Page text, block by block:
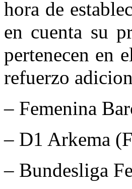
hora de
en cuenta su
pertenecen en
refuerzo
– Femenina
– D1 Arkema
– Bundesliga